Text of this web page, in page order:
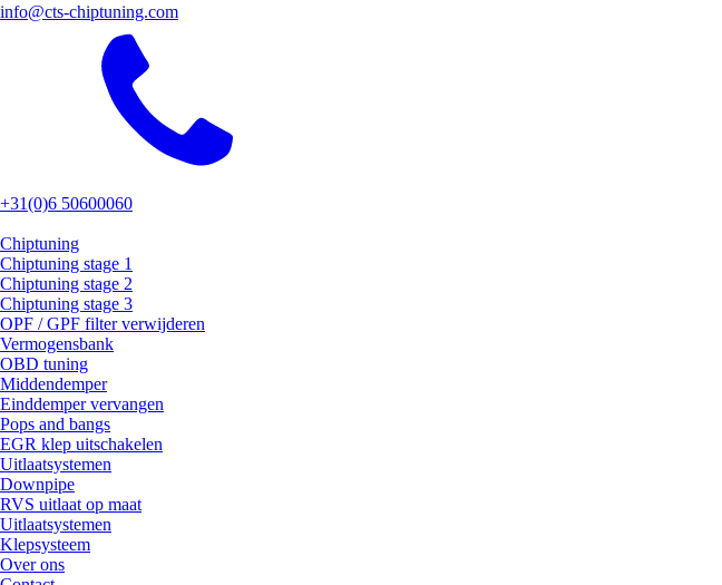
info@cts-chiptuning.com
+31(0)6 50600060
Chiptuning
Chiptuning stage 1
Chiptuning stage 2
Chiptuning stage 3
OPF / GPF filter verwijderen
Vermogensbank
OBD tuning
Middendemper
Einddemper vervangen
Pops and bangs
EGR klep uitschakelen
Uitlaatsystemen
Downpipe
RVS uitlaat op maat
Uitlaatsystemen
Klepsysteem
Over ons